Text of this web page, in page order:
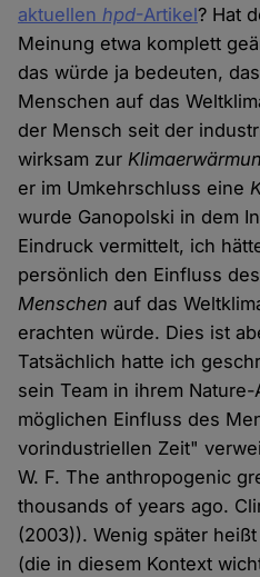
aktuellenhpd-Artikel? Hat
Meinung etwa komplett
das würde ja bedeuten,
Menschen auf das
der Mensch seit der
wirksam zur
er im Umkehrschluss eine
wurde Ganopolski in dem
Eindruck vermittelt, ich
persönlich den Einfluss des
Menschen auf das
erachten würde. Dies ist
Tatsächlich hatte ich
sein Team in ihrem
möglichen Einfluss des
vorindustriellen Zeit"
W. F. The anthropogenic
thousands of years ago.
(2003)). Wenig später
(die in diesem Kontext